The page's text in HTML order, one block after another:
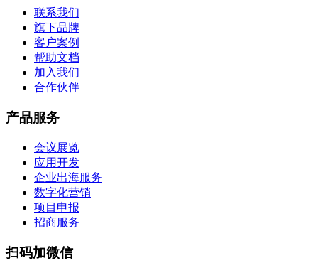
联系我们
旗下品牌
客户案例
帮助文档
加入我们
合作伙伴
产品服务
会议展览
应用开发
企业出海服务
数字化营销
项目申报
招商服务
扫码加微信